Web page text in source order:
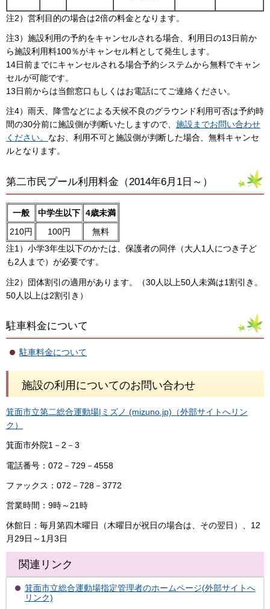
注2）営利目的の場合は2倍の料金となります。
注3）施設利用の予約をキャンセルされる場合、利用日の13日前か
ら施設利用料100％がキャンセル料として発生します。
14日前までにキャンセルされる場合予約システムから無料でキャン
セルが可能です。
13日前からは当館窓口もしくはお電話にてご連絡ください。
注4）雨天、降雪などによる天候不良のグラウンド利用可否は予約時
間の30分前に施設側が判断いたしますので、 施設までお問い合わせ
ください。 なお、利用不可と施設側が判断した場合、無料キャンセ
ルとなります。
第二市民プール利用料金（2014年6月1日～）
一般 中学生以下 4歳未満
210円
100円
無料
注1）小学3年生以下のかたは、保護者の同伴（大人1人につき子ど
も2人まで）が必要です。
注2）団体割引の適用があります。（30人以上50人未満は1割引き。
50人以上は2割引き）
駐車料金について
駐車料金について
施設の利用についてのお問い合わせ
箕面市立第二総合運動場|ミズノ (mizuno.jp)（外部サイトへリン
ク）
箕面市外院1－2－3
電話番号：072－729－4558
ファックス：072－728－3772
営業時間：9時～21時
休館日：毎月第四木曜日（木曜日が祝日の場合は、その翌日）、12
月29日～1月3日
関連リンク
箕面市立総合運動場指定管理者のホームページ(外部サイトへ
リンク)